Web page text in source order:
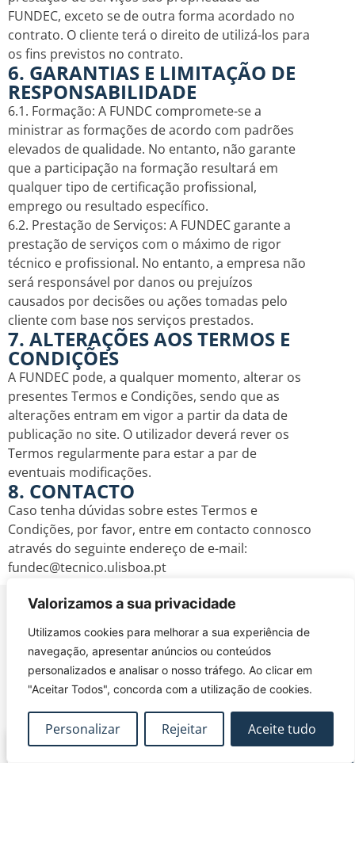
Valorizamos a sua privacidade
Utilizamos cookies para melhorar a sua experiência de
navegação, apresentar anúncios ou conteúdos
personalizados e analisar o nosso tráfego. Ao clicar em
"Aceitar Todos", concorda com a utilização de cookies.
Personalizar Rejeitar Aceite tudo
FUNDEC, exceto se de outra forma acordado no
contrato. O cliente terá o direito de utilizá-los para
os fins previstos no contrato.
6. GARANTIAS E LIMITAÇÃO DE
RESPONSABILIDADE
6.1. Formação: A FUNDC compromete-se a
ministrar as formações de acordo com padrões
elevados de qualidade. No entanto, não garante
que a participação na formação resultará em
qualquer tipo de certificação profissional,
emprego ou resultado específico.
6.2. Prestação de Serviços: A FUNDEC garante a
prestação de serviços com o máximo de rigor
técnico e profissional. No entanto, a empresa não
será responsável por danos ou prejuízos
causados por decisões ou ações tomadas pelo
cliente com base nos serviços prestados.
7. ALTERAÇÕES AOS TERMOS E
CONDIÇÕES
A FUNDEC pode, a qualquer momento, alterar os
presentes Termos e Condições, sendo que as
alterações entram em vigor a partir da data de
publicação no site. O utilizador deverá rever os
Termos regularmente para estar a par de
eventuais modificações.
8. CONTACTO
Caso tenha dúvidas sobre estes Termos e
Condições, por favor, entre em contacto connosco
através do seguinte endereço de e-mail:
fundec@tecnico.ulisboa.pt
FUNDEC – Associação para a Formação e o
Desenvolvimento em Engenharia Civil e Arquitectura.